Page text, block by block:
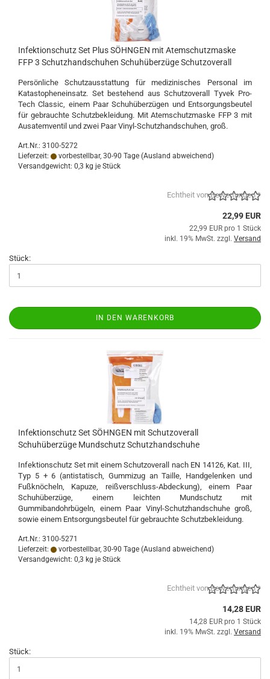
Infektionschutz Set Plus SÖHNGEN mit Atemschutzmaske
FFP 3 Schutzhandschuhen Schuhüberzüge Schutzoverall
Persönliche Schutzausstattung für medizinisches Personal im
Katastopheneinsatz. Set bestehend aus Schutzoverall Tyvek Pro-
Tech Classic, einem Paar Schuhüberzügen und Entsorgungsbeutel
für gebrauchte Schutzbekleidung. Mit Atemschutzmaske FFP 3 mit
Ausatemventil und zwei Paar Vinyl-Schutzhandschuhen, groß.
Art.Nr.: 3100-5272
Lieferzeit:
vorbestellbar, 30-90 Tage (Ausland abweichend)
Versandgewicht: 0,3 kg je Stück
Echtheit von Bewertungen *
22,99 EUR
22,99 EUR pro 1 Stück
inkl. 19% MwSt. zzgl. Versand
Stück:
IN DEN WARENKORB
Infektionschutz Set SÖHNGEN mit Schutzoverall
Schuhüberzüge Mundschutz Schutzhandschuhe
Infektionschutz Set mit einem Schutzoverall nach EN 14126, Kat. III,
Typ 5 + 6 (antistatisch, Gummizug an Taille, Handgelenken und
Fußknöcheln, Kapuze, reißverschluss-Abdeckung), einem Paar
Schuhüberzüge, einem leichten Mundschutz mit
Gummibandohrbügeln, einem Paar Vinyl-Schutzhandschuhe groß,
sowie einem Entsorgungsbeutel für gebrauchte Schutzbekleidung.
Art.Nr.: 3100-5271
Lieferzeit:
vorbestellbar, 30-90 Tage (Ausland abweichend)
Versandgewicht: 0,3 kg je Stück
Echtheit von Bewertungen *
14,28 EUR
14,28 EUR pro 1 Stück
inkl. 19% MwSt. zzgl. Versand
Stück: